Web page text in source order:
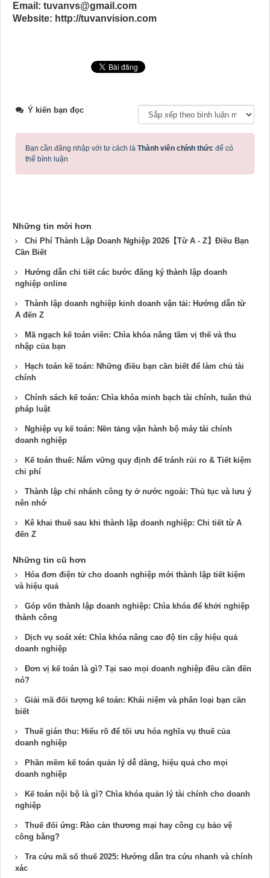
Email: tuvanvs@gmail.com
Website: http://tuvanvision.com
Ý kiến bạn đọc
Bạn cần đăng nhập với tư cách là Thành viên chính thức để có
thể bình luận
Những tin mới hơn
Chi Phí Thành Lập Doanh Nghiệp 2026【Từ A - Z】Điều Bạn
Cần Biết
Hướng dẫn chi tiết các bước đăng ký thành lập doanh
nghiệp online
Thành lập doanh nghiệp kinh doanh vận tải: Hướng dẫn từ
A đến Z
Mã ngạch kế toán viên: Chìa khóa nâng tầm vị thế và thu
nhập của bạn
Hạch toán kế toán: Những điều bạn cần biết để làm chủ tài
chính
Chính sách kế toán: Chìa khóa minh bạch tài chính, tuân thủ
pháp luật
Nghiệp vụ kế toán: Nền tảng vận hành bộ máy tài chính
doanh nghiệp
Kế toán thuế: Nắm vững quy định để tránh rủi ro & Tiết kiệm
chi phí
Thành lập chi nhánh công ty ở nước ngoài: Thủ tục và lưu ý
nên nhớ
Kê khai thuế sau khi thành lập doanh nghiệp: Chi tiết từ A
đến Z
Những tin cũ hơn
Hóa đơn điện tử cho doanh nghiệp mới thành lập tiết kiệm
và hiệu quả
Góp vốn thành lập doanh nghiệp: Chìa khóa để khởi nghiệp
thành công
Dịch vụ soát xét: Chìa khóa nâng cao độ tin cậy hiệu quả
doanh nghiệp
Đơn vị kế toán là gì? Tại sao mọi doanh nghiệp đều cần đến
nó?
Giải mã đối tượng kế toán: Khái niệm và phân loại bạn cần
biết
Thuế gián thu: Hiểu rõ để tối ưu hóa nghĩa vụ thuế của
doanh nghiệp
Phần mềm kế toán quản lý dễ dàng, hiệu quả cho mọi
doanh nghiệp
Kế toán nội bộ là gì? Chìa khóa quản lý tài chính cho doanh
nghiệp
Thuế đối ứng: Rào cản thương mại hay công cụ bảo vệ
công bằng?
Tra cứu mã số thuế 2025: Hướng dẫn tra cứu nhanh và chính
xác